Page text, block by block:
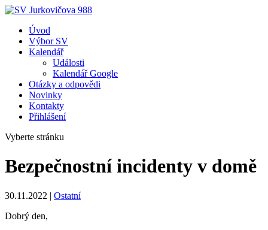
Úvod
Výbor SV
Kalendář
Události
Kalendář Google
Otázky a odpovědi
Novinky
Kontakty
Přihlášení
Vyberte stránku
Bezpečnostní incidenty v domě
30.11.2022 | Ostatní
Dobrý den,